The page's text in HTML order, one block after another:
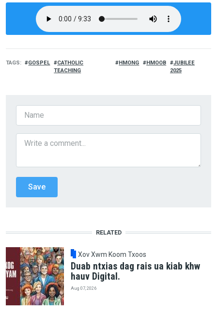
TAGS GOSPEL
CATHOLIC
TEACHING
HMONG HMOOB
JUBILEE
2025
RELATED
Xov Xwm Koom Txoos
Duab ntxias dag rais ua kiab khw
hauv Digital.
Aug 07, 2026